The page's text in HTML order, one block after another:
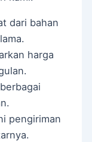
dari bahan
harga
pengiriman